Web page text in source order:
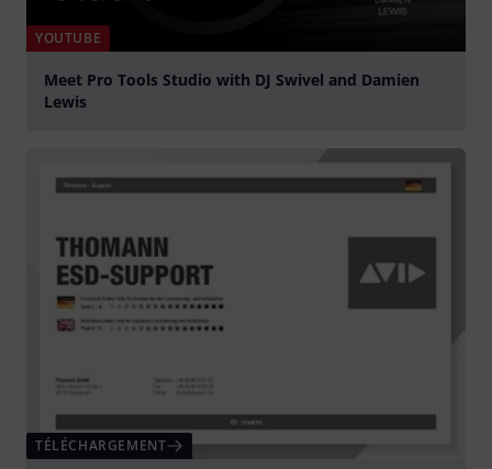
YOUTUBE
Meet Pro Tools Studio with DJ Swivel and Damien
Lewis
TÉLÉCHARGEMENT